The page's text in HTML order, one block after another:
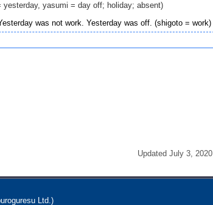
yasumi = day off; holiday; absent)
was not work. Yesterday was off. (shigoto = work)
Updated July 3, 2020
Ltd.)